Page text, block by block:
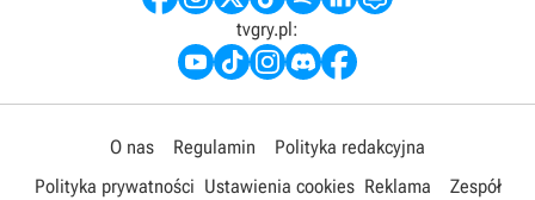
tvgry.pl:
O nas Regulamin
Polityka redakcyjna
Polityka prywatności Ustawienia cookies Reklama
Zespół